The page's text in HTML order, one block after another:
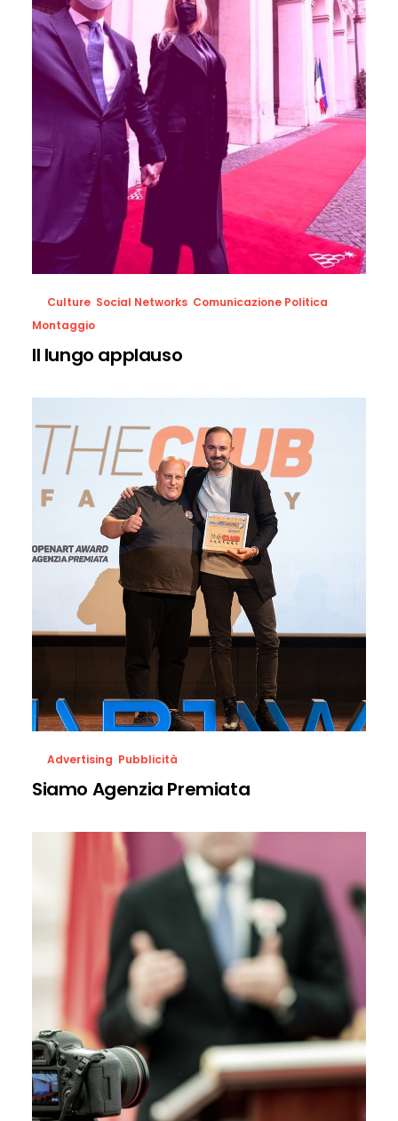
Culture Social Networks Comunicazione Politica
Montaggio
Il lungo applauso
Advertising Pubblicità
Siamo Agenzia Premiata